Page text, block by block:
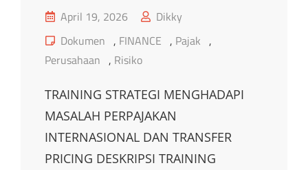
Posted
on
April 19, 2026
Dikky
Cat
Links
Dokumen , FINANCE , Pajak ,
Perusahaan , Risiko
TRAINING STRATEGI MENGHADAPI
MASALAH PERPAJAKAN
INTERNASIONAL DAN TRANSFER
PRICING DESKRIPSI TRAINING